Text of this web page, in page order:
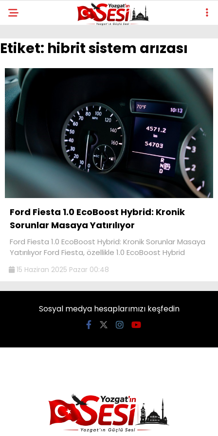
Etiket: hibrit sistem arızası
Ford Fiesta 1.0 EcoBoost Hybrid: Kronik
Sorunlar Masaya Yatırılıyor
Ford Fiesta 1.0 EcoBoost Hybrid: Kronik Sorunlar Masaya
Yatırılıyor Ford Fiesta, özellikle 1.0 EcoBoost Hybrid
15 Haziran 2025 Pazar 00:48
Sosyal medya hesaplarımızı keşfedin